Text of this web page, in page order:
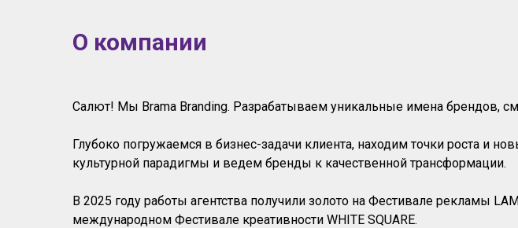
О компании
Салют! Мы Brama Branding. Разрабатываем уникальные имена брендов,
Глубоко погружаемся в бизнес-задачи клиента, находим точки роста и
культурной парадигмы и ведем бренды к качественной трансформации.
В 2025 году работы агентства получили золото на Фестивале рекламы
международном Фестивале креативности WHITE SQUARE.